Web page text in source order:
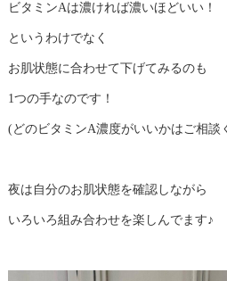
ビタミンAは濃ければ濃いほどいい！
というわけでなく
お肌状態に合わせて下げてみるのも
1つの手なのです！
(どのビタミンA濃度がいいかはご相談
夜は自分のお肌状態を確認しながら
いろいろ組み合わせを楽しんでます♪